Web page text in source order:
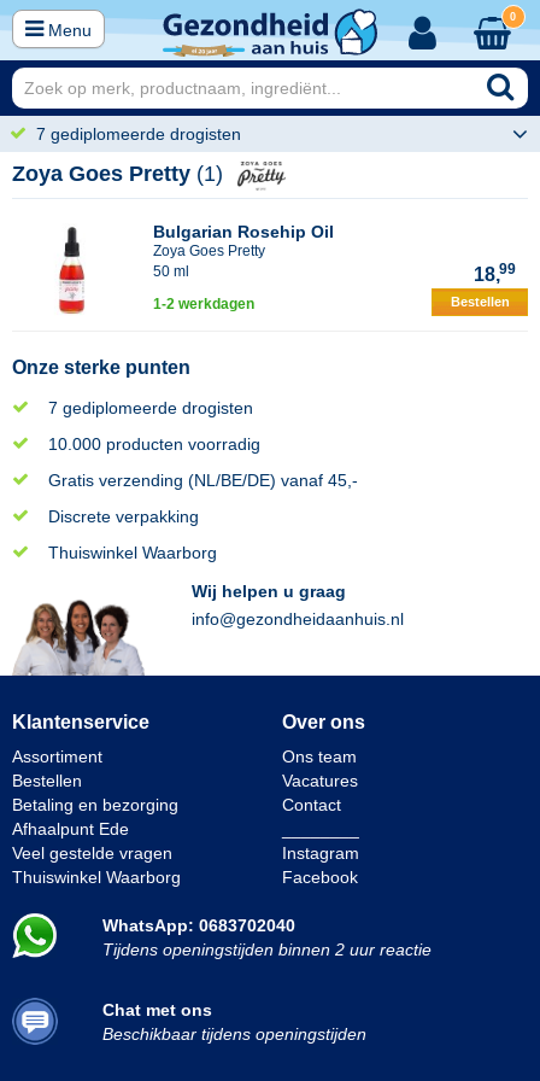
Menu
0
7 gediplomeerde drogisten
Zoya Goes Pretty (1)
Bulgarian Rosehip Oil
Zoya Goes Pretty
50 ml
18,99
1-2 werkdagen Bestellen
Onze sterke punten
7 gediplomeerde drogisten
10.000 producten voorradig
Gratis verzending (NL/BE/DE) vanaf 45,-
Discrete verpakking
Thuiswinkel Waarborg
Wij helpen u graag
info@gezondheidaanhuis.nl
Klantenservice
Assortiment
Bestellen
Betaling en bezorging
Afhaalpunt Ede
Veel gestelde vragen
Thuiswinkel Waarborg
Over ons
Ons team
Vacatures
Contact
Instagram
Facebook
WhatsApp: 0683702040
Tijdens openingstijden binnen 2 uur reactie
Chat met ons
Beschikbaar tijdens openingstijden